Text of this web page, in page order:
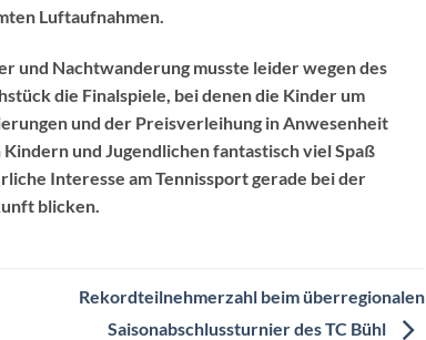
Luftaufnahmen.
und Nachtwanderung musste leider wegen des
die Finalspiele, bei denen die Kinder um
und der Preisverleihung in Anwesenheit
und Jugendlichen fantastisch viel Spaß
Interesse am Tennissport gerade bei der
blicken.
Rekordteilnehmerzahl beim überregionalen
Saisonabschlussturnier des TC Bühl